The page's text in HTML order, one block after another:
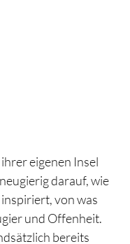
eigenen Insel
darauf, wie
von was
und Offenheit.
bereits